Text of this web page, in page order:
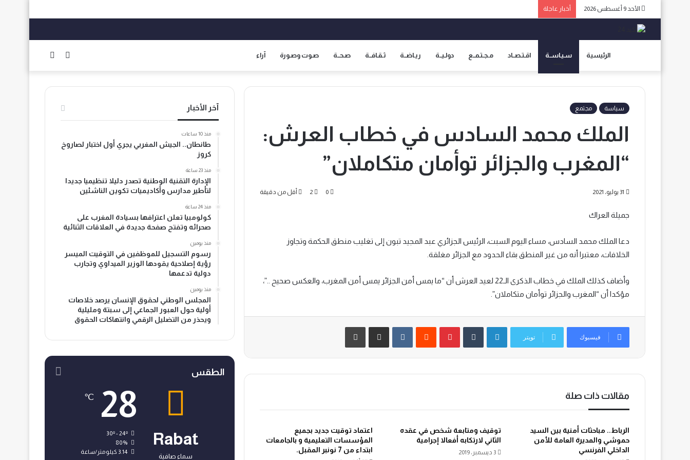
الأحد 9 أغسطس 2026 أخبار عاجلة
الرئيسية سـيـاســة اقـتـصــاد مـجـتـمــع دولـيــة ريـاضــة ثـقـافــة صـحــة صـوت وصـورة آراء
عن
الوضع
المظلم
سياسة مجتمع
الملك محمد السادس في خطاب العرش:
“المغرب والجزائر توأمان متكاملان”
31 يوليو، 2021 0
2 أقل من دقيقة
جميلة العراك
دعا الملك محمد السادس، مساء اليوم السبت، الرئيس الجزائري عبد المجيد تبون إلى تغليب منطق الحكمة وتجاوز
الخلافات، معتبرا أنه من غير المنطق بقاء الحدود مع الجزائر مغلقة.
وأضاف كذلك الملك في خطاب الذكرى الـ22 لعيد العرش أن “ما يمس أمن الجزائر يمس أمن المغرب، والعكس صحيح ..”،
مؤكدا أن “المغرب والجزائر توأمان متكاملان”.
فيسبوك تويتر
لينكدإن بينتيريست ‏VKontakte
مقالات ذات صلة
الرباط.. مباحثات أمنية بين السيد
حموشي والمديرة العامة للأمن
الداخلي الفرنسي
توقيف ومتابعة شخص في عقده
الثاني لارتكابه أفعالا إجرامية
3 ديسمبر، 2019
اعتماد توقيت جديد بجميع
المؤسسات التعليمية و بالجامعات
ابتداء من 7 نونبر المقبل.
آخر الأخبار
منذ 10 ساعات
طانطان.. الجيش المغربي يجري أول اختبار لصاروخ
كروز
منذ 23 ساعة
الإدارة التقنية الوطنية تصدر دليلا تنظيميا جديدا
لتأطير مدارس وأكاديميات تكوين الناشئين
منذ 24 ساعة
كولومبيا تعلن اعترافها بسيادة المغرب على
صحرائه وتفتح صفحة جديدة في العلاقات الثنائية
منذ يومين
رسوم التسجيل للموظفين في التوقيت الميسر
رؤية إصلاحية يقودها الوزير الميداوي وتجارب
دولية تدعمها
منذ يومين
المجلس الوطني لحقوق الإنسان يرصد خلاصات
أولية حول العبور الجماعي إلى سبتة ومليلية
ويحذر من التضليل الرقمي وانتهاكات الحقوق
الطقس
Rabat
سماء صافية
28
℃
30º - 24º
80%
3.14 كيلومتر/ساعة